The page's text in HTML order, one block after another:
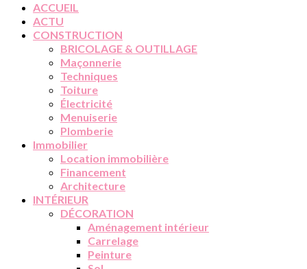
ACCUEIL
ACTU
CONSTRUCTION
BRICOLAGE & OUTILLAGE
Maçonnerie
Techniques
Toiture
Électricité
Menuiserie
Plomberie
Immobilier
Location immobilière
Financement
Architecture
INTÉRIEUR
DÉCORATION
Aménagement intérieur
Carrelage
Peinture